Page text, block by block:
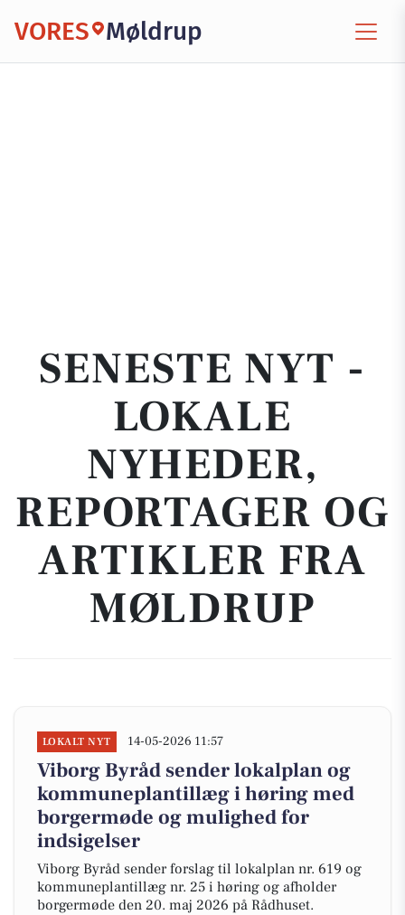
VORES Møldrup
SENESTE NYT -
LOKALE
NYHEDER,
REPORTAGER OG
ARTIKLER FRA
MØLDRUP
LOKALT NYT 14-05-2026 11:57
Viborg Byråd sender lokalplan og
kommuneplantillæg i høring med
borgermøde og mulighed for
indsigelser
Viborg Byråd sender forslag til lokalplan nr. 619 og
kommuneplantillæg nr. 25 i høring og afholder
borgermøde den 20. maj 2026 på Rådhuset.